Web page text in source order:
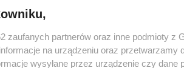
zaufanych partnerów oraz inne podmioty z
na urządzeniu oraz przetwarzamy
wysyłane przez urządzenie czy dane